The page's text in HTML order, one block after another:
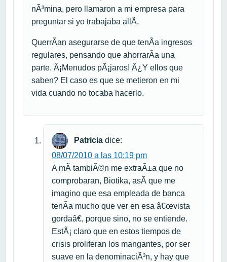
nÃ³mina, pero llamaron a mi empresa para
preguntar si yo trabajaba allÃ­.
QuerrÃ­an asegurarse de que tenÃ­a ingresos
regulares, pensando que ahorrarÃ­a una
parte. Â¡Menudos pÃ¡jaros! Â¿Y ellos que
saben? El caso es que se metieron en mi
vida cuando no tocaba hacerlo.
Patricia dice:
08/07/2010 a las 10:19 pm
A mÃ­ tambiÃ©n me extraÃ±a que no
comprobaran, Biotika, asÃ­ que me
imagino que esa empleada de banca
tenÃ­a mucho que ver en esa â€œvista
gordaâ€, porque sino, no se entiende.
EstÃ¡ claro que en estos tiempos de
crisis proliferan los mangantes, por ser
suave en la denominaciÃ³n, y hay que